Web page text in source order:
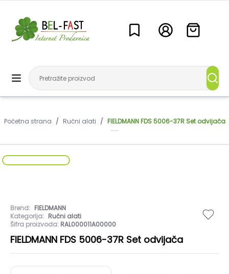
Početna strana / Ručni alati / FIELDMANN FDS 5006-37R Set odvijača
Brend: FIELDMANN
Kategorija: Ručni alati
Šifra proizvoda: RAL000011A00000
FIELDMANN FDS 5006-37R Set odvijača